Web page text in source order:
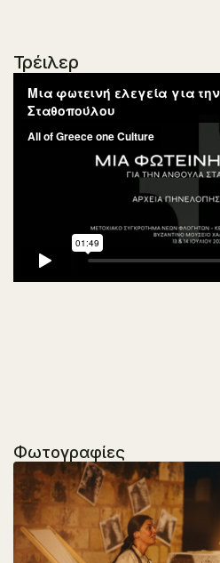
Τρέιλερ
Φωτογραφίες